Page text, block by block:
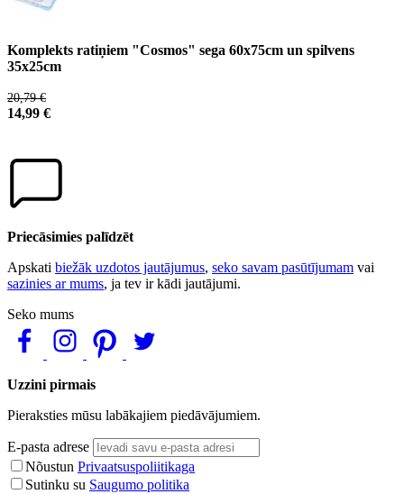
Komplekts ratiņiem "Cosmos" sega 60x75cm un spilvens
35x25cm
20,79 €
14,99 €
Priecāsimies palīdzēt
Apskati biežāk uzdotos jautājumus, seko savam pasūtījumam vai
sazinies ar mums, ja tev ir kādi jautājumi.
Seko mums
Uzzini pirmais
Pieraksties mūsu labākajiem piedāvājumiem.
E-pasta adrese
Nõustun Privaatsuspoliitikaga
Sutinku su Saugumo politika